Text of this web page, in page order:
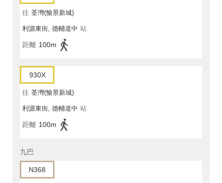
往 荃灣(愉景新城)
利源東街, 德輔道中 站
距離 100m
930X
往 荃灣(愉景新城)
利源東街, 德輔道中 站
距離 100m
九巴
N368